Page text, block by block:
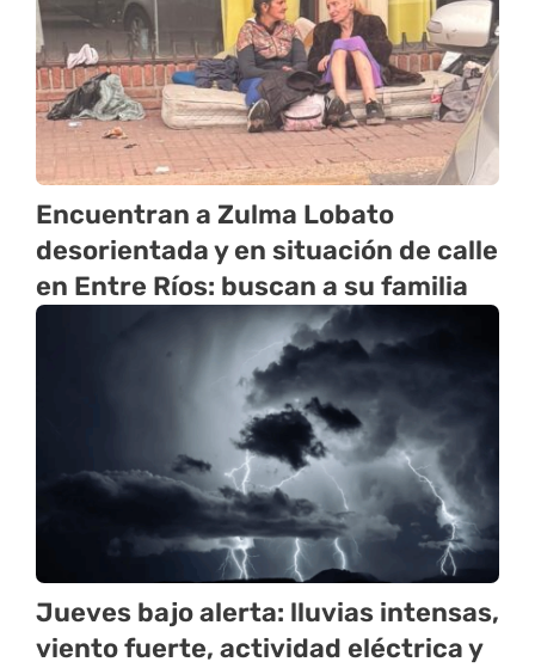
Encuentran a Zulma Lobato
desorientada y en situación de calle
en Entre Ríos: buscan a su familia
Jueves bajo alerta: lluvias intensas,
viento fuerte, actividad eléctrica y